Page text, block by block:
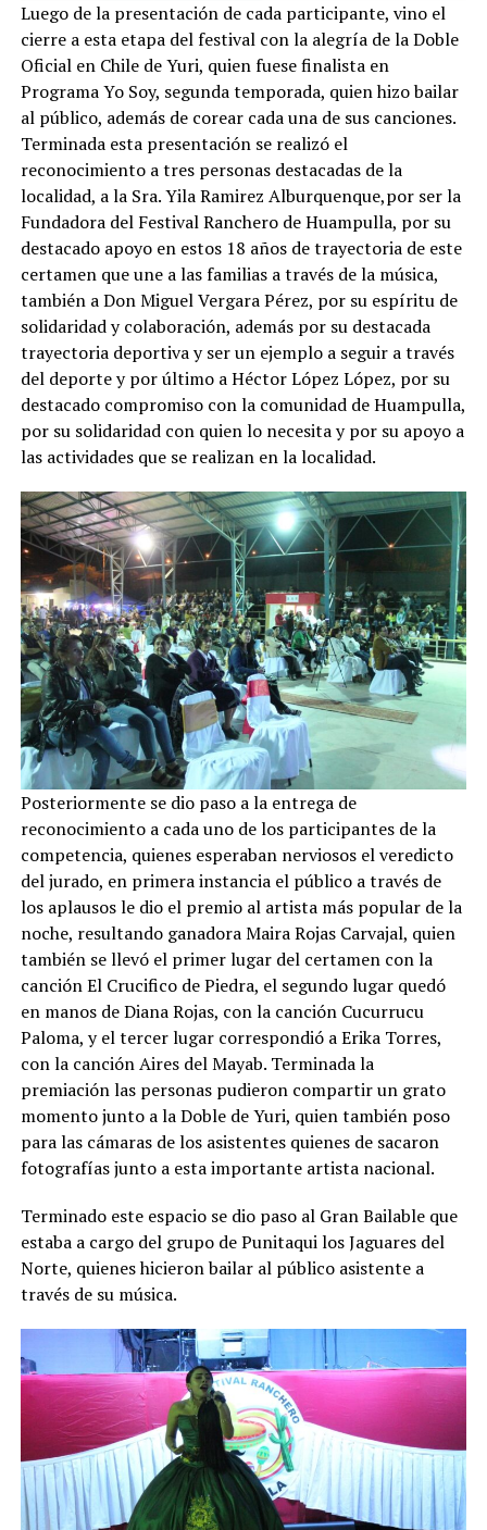
Luego de la presentación de cada participante, vino el
cierre a esta etapa del festival con la alegría de la Doble
Oficial en Chile de Yuri, quien fuese finalista en
Programa Yo Soy, segunda temporada, quien hizo bailar
al público, además de corear cada una de sus canciones.
Terminada esta presentación se realizó el
reconocimiento a tres personas destacadas de la
localidad, a la Sra. Yila Ramirez Alburquenque,por ser la
Fundadora del Festival Ranchero de Huampulla, por su
destacado apoyo en estos 18 años de trayectoria de este
certamen que une a las familias a través de la música,
también a Don Miguel Vergara Pérez, por su espíritu de
solidaridad y colaboración, además por su destacada
trayectoria deportiva y ser un ejemplo a seguir a través
del deporte y por último a Héctor López López, por su
destacado compromiso con la comunidad de Huampulla,
por su solidaridad con quien lo necesita y por su apoyo a
las actividades que se realizan en la localidad.
Posteriormente se dio paso a la entrega de
reconocimiento a cada uno de los participantes de la
competencia, quienes esperaban nerviosos el veredicto
del jurado, en primera instancia el público a través de
los aplausos le dio el premio al artista más popular de la
noche, resultando ganadora Maira Rojas Carvajal, quien
también se llevó el primer lugar del certamen con la
canción El Crucifico de Piedra, el segundo lugar quedó
en manos de Diana Rojas, con la canción Cucurrucu
Paloma, y el tercer lugar correspondió a Erika Torres,
con la canción Aires del Mayab. Terminada la
premiación las personas pudieron compartir un grato
momento junto a la Doble de Yuri, quien también poso
para las cámaras de los asistentes quienes de sacaron
fotografías junto a esta importante artista nacional.
Terminado este espacio se dio paso al Gran Bailable que
estaba a cargo del grupo de Punitaqui los Jaguares del
Norte, quienes hicieron bailar al público asistente a
través de su música.